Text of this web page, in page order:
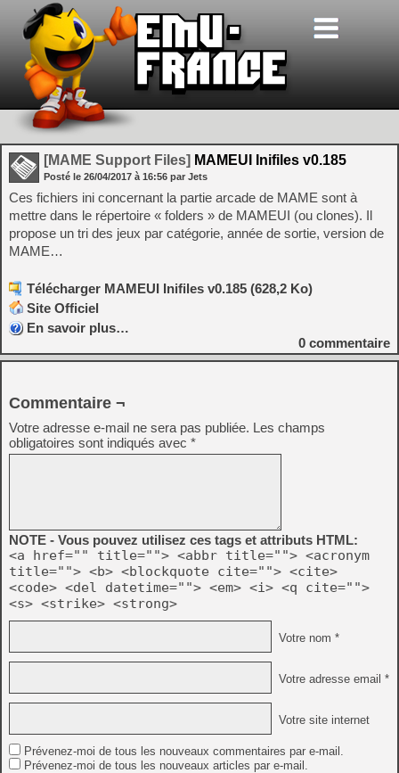
[MAME Support Files] MAMEUI Inifiles v0.185
Posté le 26/04/2017 à 16:56 par Jets
Ces fichiers ini concernant la partie arcade de MAME sont à
mettre dans le répertoire « folders » de MAMEUI (ou clones). Il
propose un tri des jeux par catégorie, année de sortie, version de
MAME…
Télécharger MAMEUI Inifiles v0.185 (628,2 Ko)
Site Officiel
En savoir plus…
0 commentaire
Commentaire ¬
Votre adresse e-mail ne sera pas publiée. Les champs
obligatoires sont indiqués avec *
NOTE - Vous pouvez utilisez ces tags et attributs HTML:
<a href="" title=""> <abbr title=""> <acronym
title=""> <b> <blockquote cite=""> <cite>
<code> <del datetime=""> <em> <i> <q cite="">
<s> <strike> <strong>
Votre nom *
Votre adresse email *
Votre site internet
Prévenez-moi de tous les nouveaux commentaires par e-mail.
Prévenez-moi de tous les nouveaux articles par e-mail.